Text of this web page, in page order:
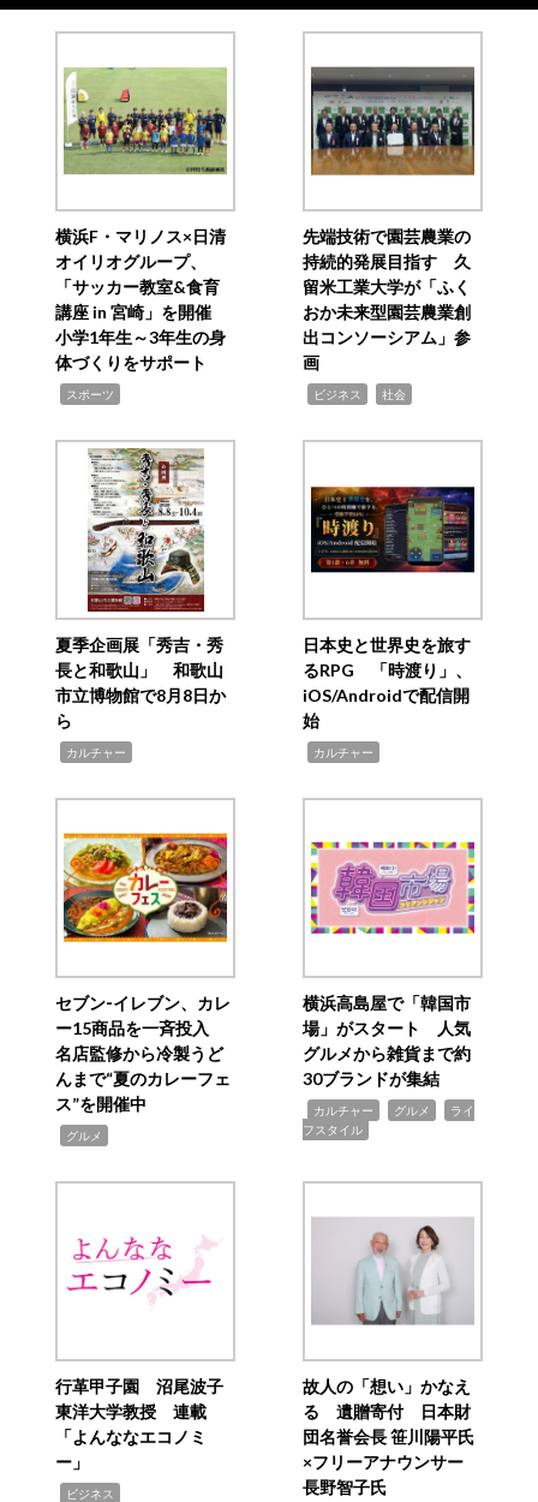
横浜F・マリノス×日清
オイリオグループ、
「サッカー教室&食育
講座 in 宮崎」を開催
小学1年生～3年生の身
体づくりをサポート
スポーツ
先端技術で園芸農業の
持続的発展目指す 久
留米工業大学が「ふく
おか未来型園芸農業創
出コンソーシアム」参
画
ビジネス 社会
夏季企画展「秀吉・秀
長と和歌山」 和歌山
市立博物館で8月8日か
ら
カルチャー
日本史と世界史を旅す
るRPG 「時渡り」、
iOS/Androidで配信開
始
カルチャー
セブン‐イレブン、カレ
ー15商品を一斉投入
名店監修から冷製うど
んまで“夏のカレーフェ
ス”を開催中
グルメ
横浜高島屋で「韓国市
場」がスタート 人気
グルメから雑貨まで約
30ブランドが集結
カルチャー グルメ
ライ
フスタイル
行革甲子園 沼尾波子
東洋大学教授 連載
「よんななエコノミ
ー」
ビジネス
故人の「想い」かなえ
る 遺贈寄付 日本財
団名誉会長 笹川陽平氏
×フリーアナウンサー
長野智子氏